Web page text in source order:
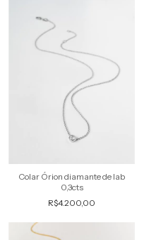
Colar Órion diamante de lab
0,3cts
R$4.200,00